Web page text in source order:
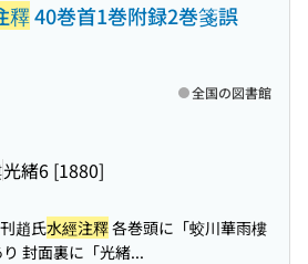
釋40巻首1巻附録2巻箋誤
光緒6 [1880]
全国の図書館
趙氏水經注釋各巻頭に「蛟川華雨樓
封面裏に「光緒...